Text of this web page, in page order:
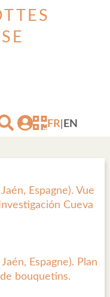
FR EN
Espagne). Vue
Cueva
Espagne). Plan
bouquetins.